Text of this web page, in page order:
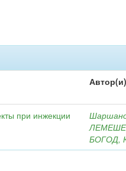
Автор(и)
при инжекции
БОГОД,